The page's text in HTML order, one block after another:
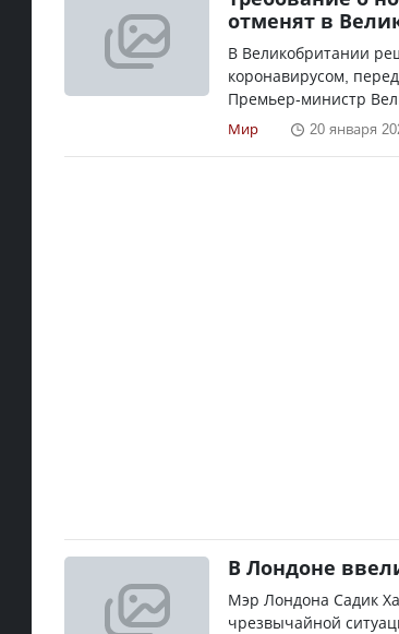
отменят в
В Великобритании
коронавирусом,
Премьер-министр
Мир 20 января
В Лондоне
Мэр Лондона Садик
чрезвычайной